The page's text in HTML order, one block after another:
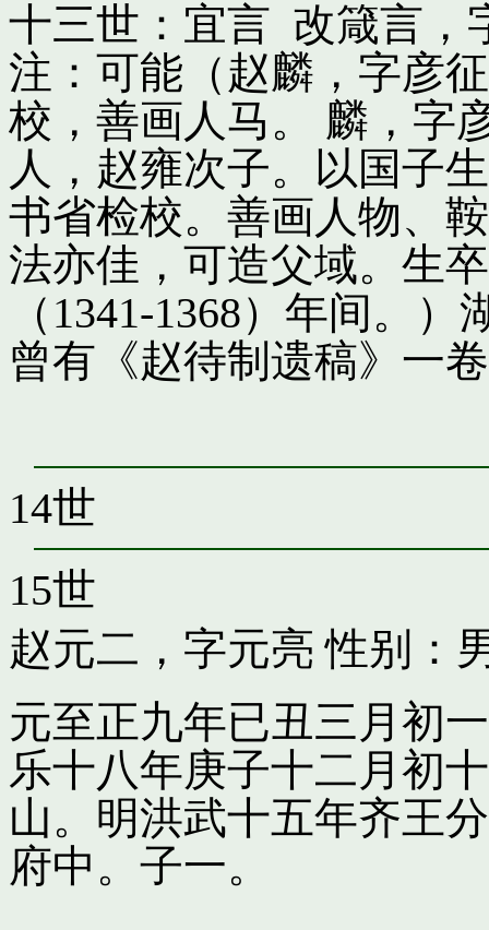
十三世：宜言 改箴言，
注：可能（赵麟，字彦
校，善画人马。 麟，字
人，赵雍次子。以国子
书省检校。善画人物、
法亦佳，可造父域。生
（1341-1368）年间。
曾有《赵待制遗稿》一
14世
15世
赵元二，字元亮 性别：
元至正九年已丑三月初
乐十八年庚子十二月初
山。明洪武十五年齐王
府中。子一。